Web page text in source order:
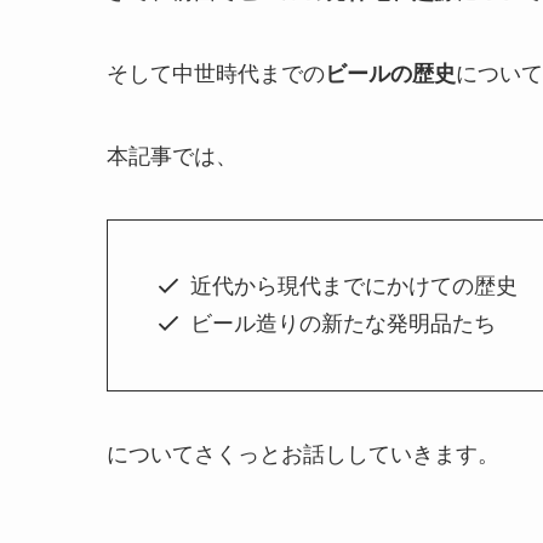
そして中世時代までのビールの歴史につい
本記事では、
近代から現代までにかけての歴史
ビール造りの新たな発明品たち
についてさくっとお話ししていきます。